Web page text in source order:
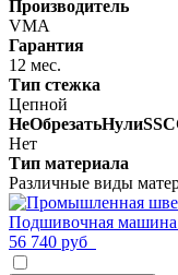
Производитель
VMA
Гарантия
12 мес.
Тип стежка
Цепной
Нет
Тип материала
Различные виды
Подшивочная машина
56 740 руб